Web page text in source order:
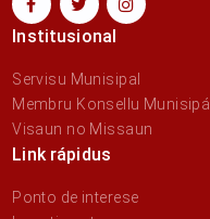
Institusional
Servisu Munisipal
Membru Konsellu Munisipál
Visaun no Missaun
Link rápidus
Ponto de interese